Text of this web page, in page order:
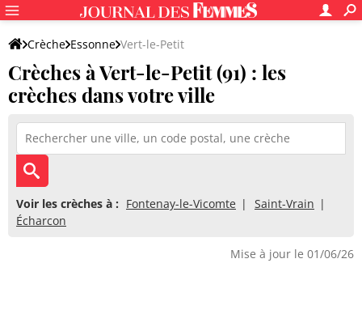
Crèche Essonne Vert-le-Petit
Crèches à Vert-le-Petit (91) : les
crèches dans votre ville
Voir les crèches à : Fontenay-le-Vicomte
Saint-Vrain
Écharcon
Mise à jour le 01/06/26